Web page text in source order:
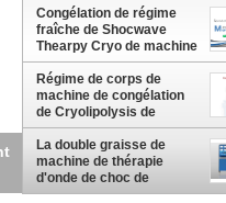
Congélation de régime
fraîche de Shocwave
Thearpy Cryo de machine
d'enlèvement de cellulites
grosse
Régime de corps de
machine de congélation
de Cryolipolysis de
cavitation de vide gros
La double graisse de
machine de thérapie
d'onde de choc de
pression atmosphérique